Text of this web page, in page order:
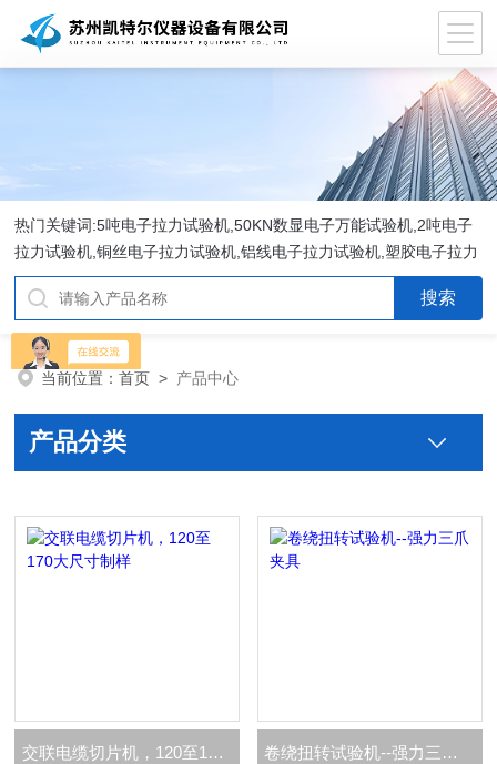
热门关键词:5吨电子拉力试验机,50KN数显电子万能试验机,2吨电子
拉力试验机,铜丝电子拉力试验机,铝线电子拉力试验机,塑胶电子拉力
试验机.
当前位置：首页 > 产品中心
产品分类
交联电缆切片机，120至170大尺寸制样 卷绕扭转试验机--强力三爪夹具